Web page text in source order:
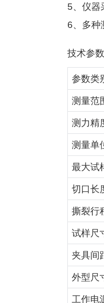
5、仪器
6、多种
技术参
参数类
测量范
测力精
测量单
最大试
切口长
撕裂行
试样尺
夹具间
外型尺
工作电